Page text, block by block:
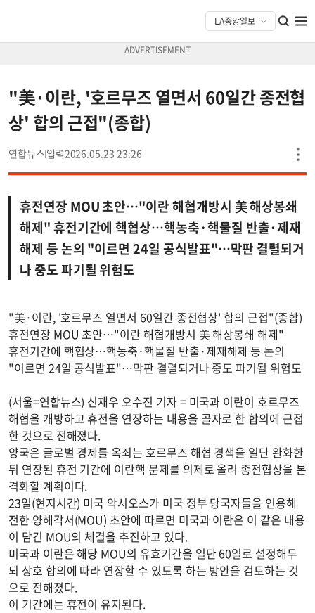
"美·이란, '호르무즈 열면서 60일간 종전협
상' 합의 근접"(종합)
연합뉴스 2026.05.23 23:26
휴전연장 MOU 초안…"이란 해협개방시 美 해상봉쇄
해제" 휴전기간에 핵협상…핵농축·핵물질 반출·제재
해제 등 논의 "이르면 24일 공식발표"…막판 결렬되거
나 중도 파기될 위험도
"美·이란, '호르무즈 열면서 60일간 종전협상' 합의 근접"(종합)
휴전연장 MOU 초안…"이란 해협개방시 美 해상봉쇄 해제"
휴전기간에 핵협상…핵농축·핵물질 반출·제재해제 등 논의
"이르면 24일 공식발표"…막판 결렬되거나 중도 파기될 위험도
(서울=연합뉴스) 신재우 오수진 기자 = 미국과 이란이 호르무즈
해협을 개방하고 휴전을 연장하는 내용을 골자로 한 합의에 근접
한 것으로 전해졌다.
양국은 글로벌 경제를 옥죄는 호르무즈 해협 경색을 일단 완화한
뒤 연장된 휴전 기간에 이란핵 문제를 의제로 올려 종전협상을 본
격화할 계획이다.
23일(현지시간) 미국 악시오스가 미국 정부 당국자들을 인용해
전한 양해각서(MOU) 초안에 따르면 미국과 이란은 이 같은 내용
이 담긴 MOU의 체결을 추진하고 있다.
미국과 이란은 해당 MOU의 유효기간을 일단 60일로 설정해두
되 상호 합의에 따라 연장할 수 있도록 하는 방안을 검토하는 것
으로 전해졌다.
이 기간에는 휴전이 유지된다.